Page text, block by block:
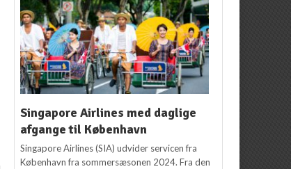
Singapore Airlines med daglige
afgange til København
Singapore Airlines (SIA) udvider servicen fra
København fra sommersæsonen 2024. Fra den